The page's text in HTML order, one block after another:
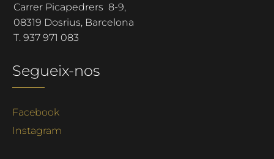
Carrer Picapedrers 8-9,
08319 Dosrius, Barcelona
T. 937 971 083
Segueix-nos
Facebook
Instagram